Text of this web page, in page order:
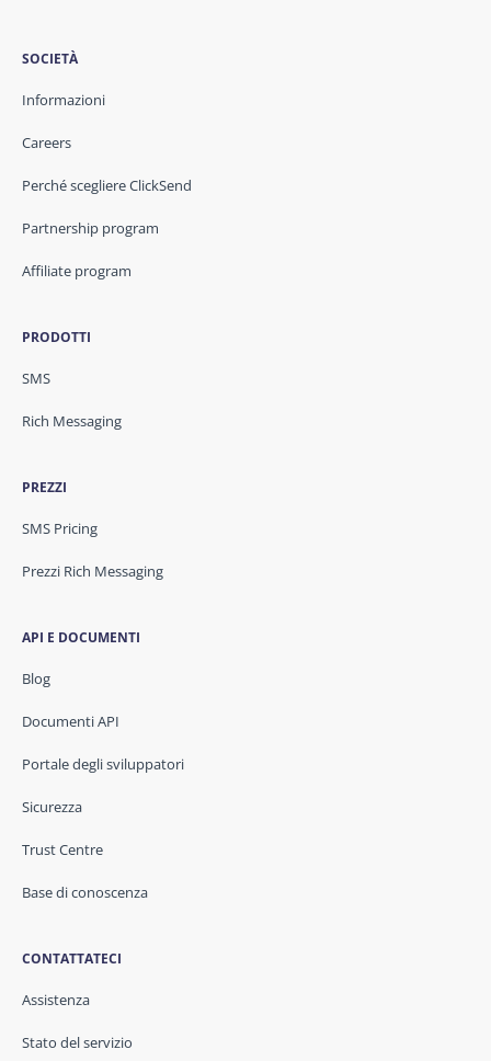
SOCIETÀ
Informazioni
Careers
Perché scegliere ClickSend
Partnership program
Affiliate program
PRODOTTI
SMS
Rich Messaging
PREZZI
SMS Pricing
Prezzi Rich Messaging
API E DOCUMENTI
Blog
Documenti API
Portale degli sviluppatori
Sicurezza
Trust Centre
Base di conoscenza
CONTATTATECI
Assistenza
Stato del servizio